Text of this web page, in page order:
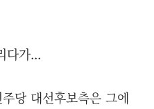
다가...
당 대선후보측은 그에